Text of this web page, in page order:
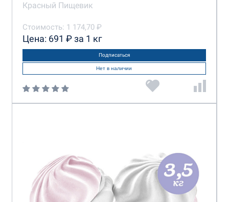
Красный Пищевик
Стоимость: 1 174,70 ₽
Цена: 691 ₽ за 1 кг
Подписаться
Нет в наличии